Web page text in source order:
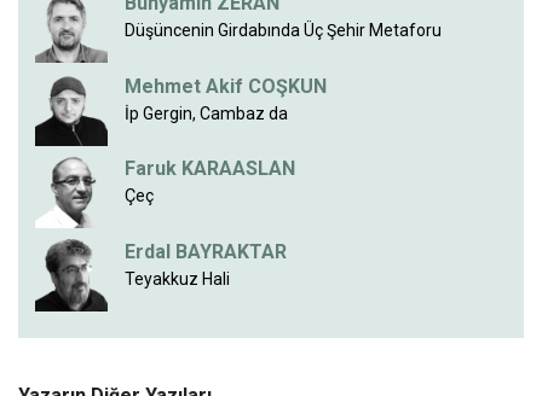
Düşüncenin Girdabında Üç Şehir Metaforu
Mehmet Akif COŞKUN
İp Gergin, Cambaz da
Faruk KARAASLAN
Çeç
Erdal BAYRAKTAR
Teyakkuz Hali